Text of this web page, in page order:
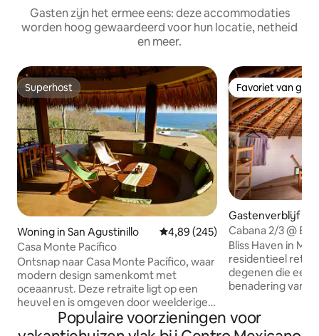
Gasten zijn het ermee eens: deze accommodaties
worden hoog gewaardeerd voor hun locatie, netheid
en meer.
Superhost
Superhost
Woning in San Agustinillo Gemiddelde beoordeling van
4,89 (245)
Casa Monte Pacífico
Ontsnap naar Casa Monte Pacífico, waar
modern design samenkomt met
oceaanrust. Deze retraite ligt op een
heuvel en is omgeven door weelderige
jungle boven de Stille Oceaan. Het biedt
plaats aan maximaal 8 gasten en ligt op
Favoriet van
Favoriet van
Gastenverblijf in
Cabana 2/3 @
Bliss Haven in
residentieel
degenen die een
benadering van
accommodaties
meditatiekamer
Populaire voorzieningen voor